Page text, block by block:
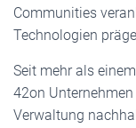
Communities
Technologien
Seit mehr als
42on
Verwaltung